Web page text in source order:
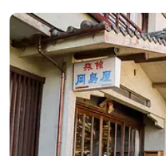
を満喫できる「露天風呂」、
お湯をお楽しみいただけま...